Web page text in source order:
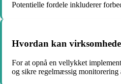
Potentielle fordele inkluderer
Hvordan kan
For at opnå en vellykket
og sikre regelmæssig monitorering